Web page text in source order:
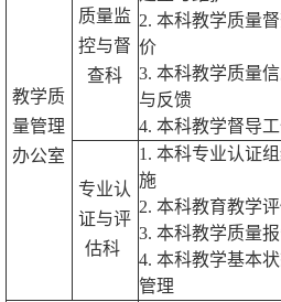
教学质
量管理
办公室
质量监
控与督
查科
2. 本科教学质量
价
3. 本科教学质量
与反馈
4. 本科教学督导
专业认
证与评
估科
1. 本科专业认证
施
2. 本科教育教学
3. 本科教学质量
4. 本科教学基本
管理